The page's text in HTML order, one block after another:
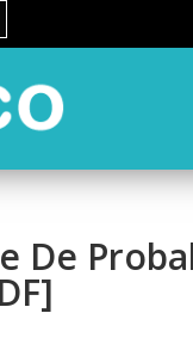
De